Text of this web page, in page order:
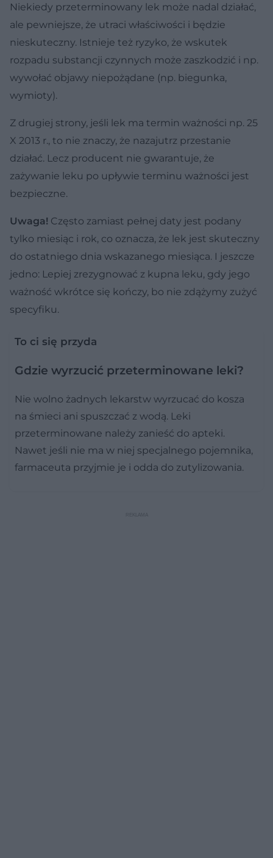
Niekiedy przeterminowany lek może nadal działać,
ale pewniejsze, że utraci właściwości i będzie
nieskuteczny. Istnieje też ryzyko, że wskutek
rozpadu substancji czynnych może zaszkodzić i np.
wywołać objawy niepożądane (np. biegunka,
wymioty).
Z drugiej strony, jeśli lek ma termin ważności np. 25
X 2013 r., to nie znaczy, że nazajutrz przestanie
działać. Lecz producent nie gwarantuje, że
zażywanie leku po upływie terminu ważności jest
bezpieczne.
Uwaga! Często zamiast pełnej daty jest podany
tylko miesiąc i rok, co oznacza, że lek jest skuteczny
do ostatniego dnia wskazanego miesiąca. I jeszcze
jedno: Lepiej zrezygnować z kupna leku, gdy jego
ważność wkrótce się kończy, bo nie zdążymy zużyć
specyfiku.
To ci się przyda
Gdzie wyrzucić przeterminowane leki?
Nie wolno żadnych lekarstw wyrzucać do kosza
na śmieci ani spuszczać z wodą. Leki
przeterminowane należy zanieść do apteki.
Nawet jeśli nie ma w niej specjalnego pojemnika,
farmaceuta przyjmie je i odda do zutylizowania.